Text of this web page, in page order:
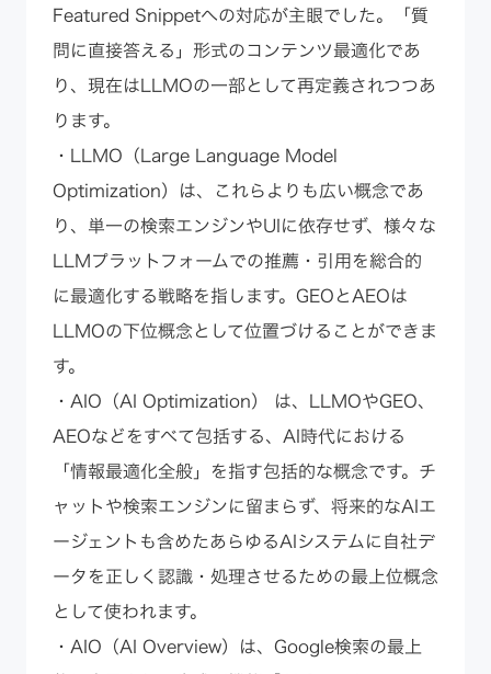
Featured Snippetへの対応が主眼でした。「質
問に直接答える」形式のコンテンツ最適化であ
り、現在はLLMOの一部として再定義されつつあ
ります。
・LLMO（Large Language Model
Optimization）は、これらよりも広い概念であ
り、単一の検索エンジンやUIに依存せず、様々な
LLMプラットフォームでの推薦・引用を総合的
に最適化する戦略を指します。GEOとAEOは
LLMOの下位概念として位置づけることができま
す。
・AIO（AI Optimization） は、LLMOやGEO、
AEOなどをすべて包括する、AI時代における
「情報最適化全般」を指す包括的な概念です。チ
ャットや検索エンジンに留まらず、将来的なAIエ
ージェントも含めたあらゆるAIシステムに自社デ
ータを正しく認識・処理させるための最上位概念
として使われます。
・AIO（AI Overview）は、Google検索の最上